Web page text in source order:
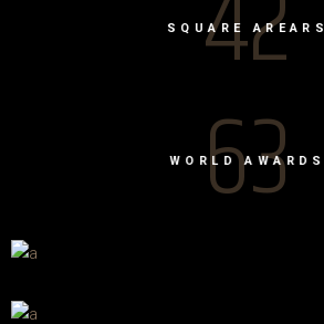
SQUARE AREARS
63
WORLD AWARDS